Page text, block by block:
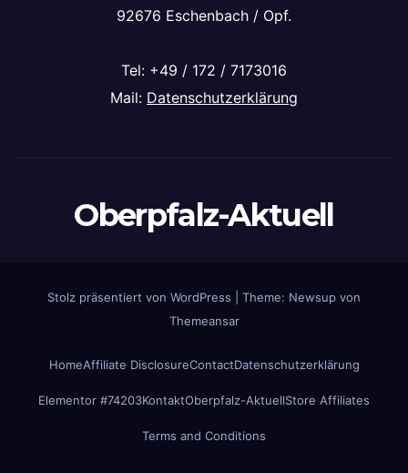
92676 Eschenbach / Opf.
Tel: +49 / 172 / 7173016
Mail: Datenschutzerklärung
Oberpfalz-Aktuell
Stolz präsentiert von WordPress
Theme: Newsup von
Themeansar
HomeAffiliate DisclosureContactDatenschutzerklärung
Elementor #74203KontaktOberpfalz-AktuellStore Affiliates
Terms and Conditions